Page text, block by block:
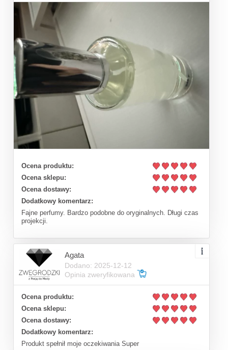
Ocena produktu:
Ocena sklepu:
Ocena dostawy:
Dodatkowy komentarz:
Fajne perfumy. Bardzo podobne do oryginalnych. Długi czas
projekcji.
Agata
Dodano: 2025-12-12
Opinia zweryfikowana
Ocena produktu:
Ocena sklepu:
Ocena dostawy:
Dodatkowy komentarz:
Produkt spełnił moje oczekiwania Super